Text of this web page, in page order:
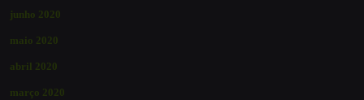
junho 2020
maio 2020
abril 2020
março 2020